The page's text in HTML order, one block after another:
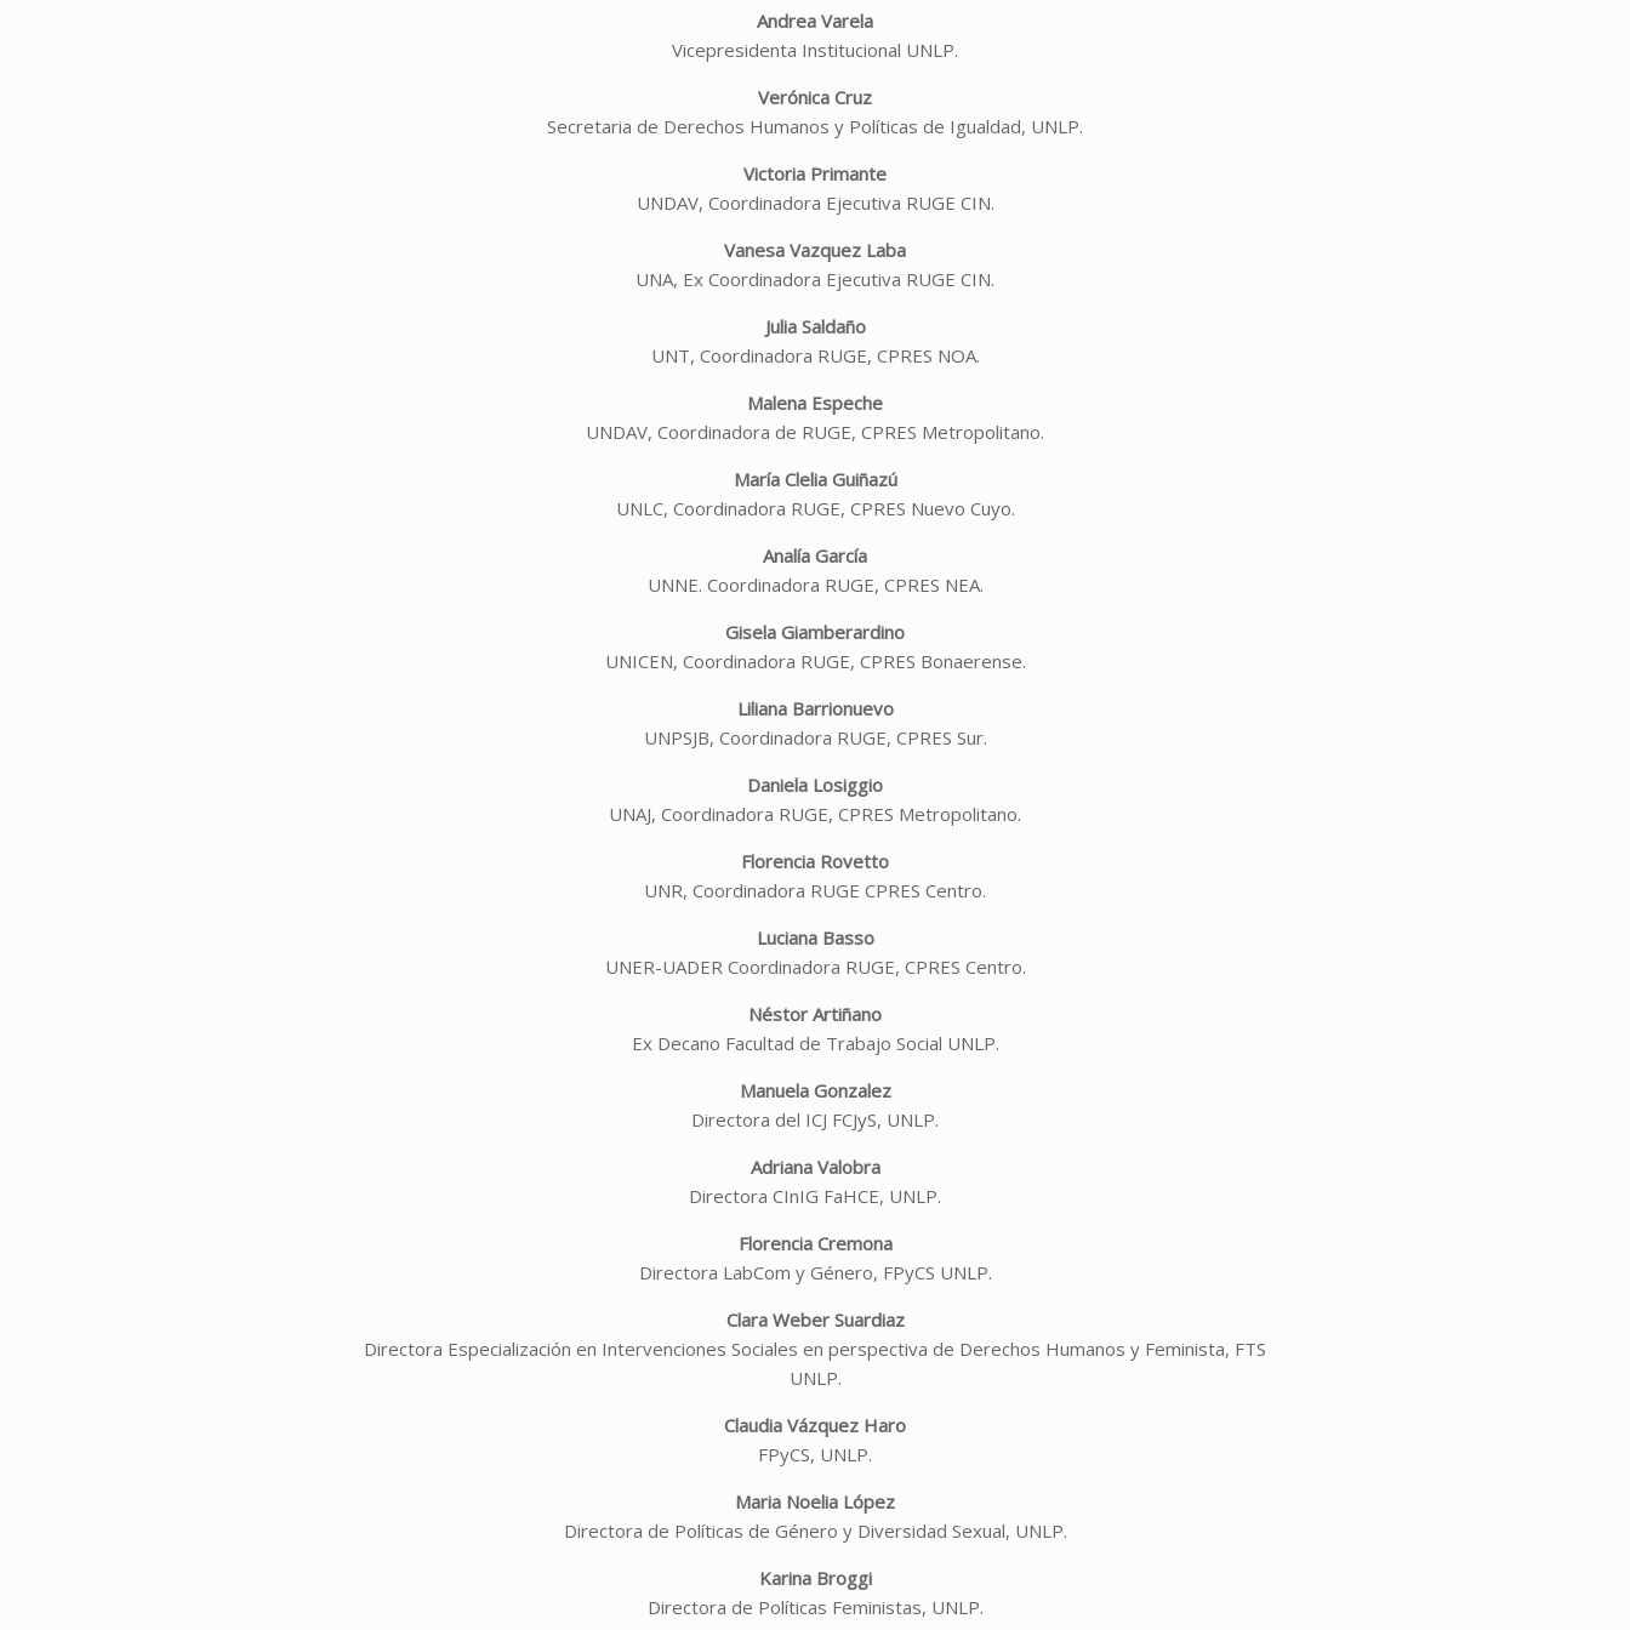
Andrea Varela
Vicepresidenta Institucional UNLP.
Verónica Cruz
Secretaria de Derechos Humanos y Políticas de Igualdad, UNLP.
Victoria Primante
UNDAV, Coordinadora Ejecutiva RUGE CIN.
Vanesa Vazquez Laba
UNA, Ex Coordinadora Ejecutiva RUGE CIN.
Julia Saldaño
UNT, Coordinadora RUGE, CPRES NOA.
Malena Espeche
UNDAV, Coordinadora de RUGE, CPRES Metropolitano.
María Clelia Guiñazú
UNLC, Coordinadora RUGE, CPRES Nuevo Cuyo.
Analía García
UNNE. Coordinadora RUGE, CPRES NEA.
Gisela Giamberardino
UNICEN, Coordinadora RUGE, CPRES Bonaerense.
Liliana Barrionuevo
UNPSJB, Coordinadora RUGE, CPRES Sur.
Daniela Losiggio
UNAJ, Coordinadora RUGE, CPRES Metropolitano.
Florencia Rovetto
UNR, Coordinadora RUGE CPRES Centro.
Luciana Basso
UNER-UADER Coordinadora RUGE, CPRES Centro.
Néstor Artiñano
Ex Decano Facultad de Trabajo Social UNLP.
Manuela Gonzalez
Directora del ICJ FCJyS, UNLP.
Adriana Valobra
Directora CInIG FaHCE, UNLP.
Florencia Cremona
Directora LabCom y Género, FPyCS UNLP.
Clara Weber Suardiaz
Directora Especialización en Intervenciones Sociales en perspectiva de Derechos Humanos y Feminista, FTS
UNLP.
Claudia Vázquez Haro
FPyCS, UNLP.
Maria Noelia López
Directora de Políticas de Género y Diversidad Sexual, UNLP.
Karina Broggi
Directora de Políticas Feministas, UNLP.